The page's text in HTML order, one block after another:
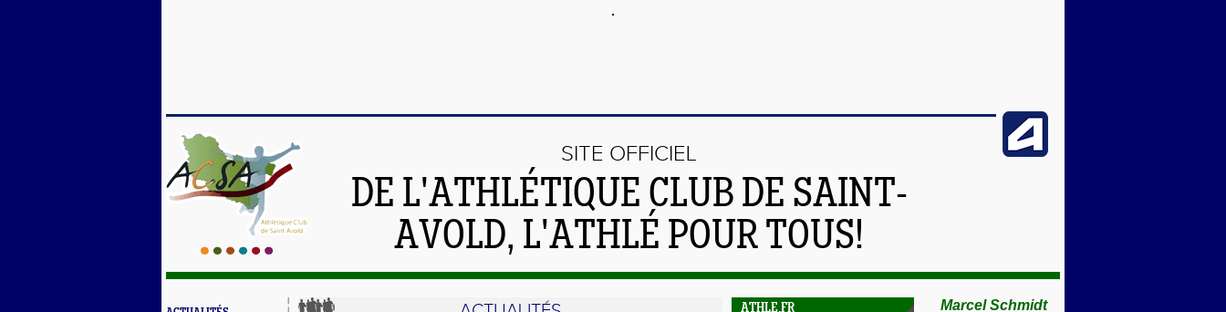
SITE OFFICIEL
DE L'ATHLÉTIQUE CLUB DE SAINT-
AVOLD, L'ATHLÉ POUR TOUS!
ATHLE.FR
Marcel Schmidt